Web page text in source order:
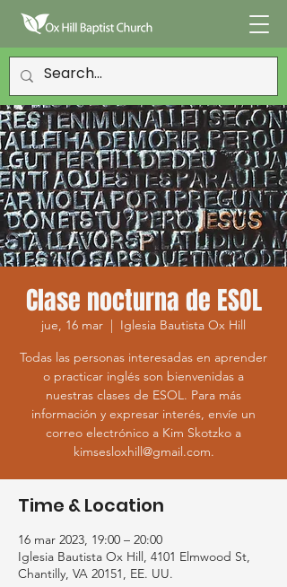
Clase nocturna de ESOL
jue, 16 mar
  |
Iglesia Bautista Ox Hill
Todas las personas interesadas en aprender
o practicar inglés son bienvenidas a
nuestras clases de ESOL. Para más
información y expresar interés, envíe un
correo electrónico a Kim Skotzko a
kimsesloxhill@gmail.com.
Time & Location
16 mar 2023, 19:00 – 20:00
Iglesia Bautista Ox Hill, 4101 Elmwood St,
Chantilly, VA 20151, EE. UU.